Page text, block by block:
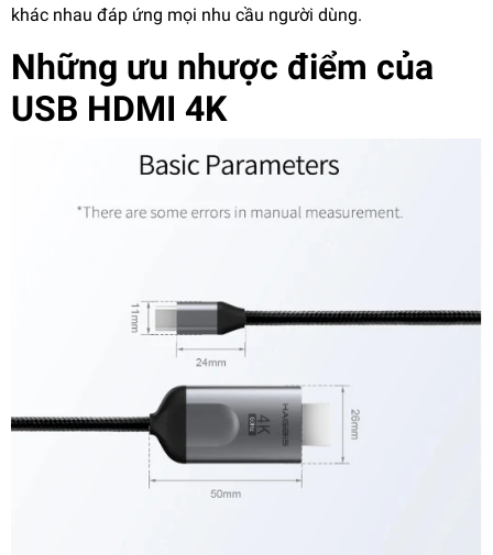
khác nhau đáp ứng mọi nhu cầu người dùng.
Những ưu nhược điểm của
USB HDMI 4K